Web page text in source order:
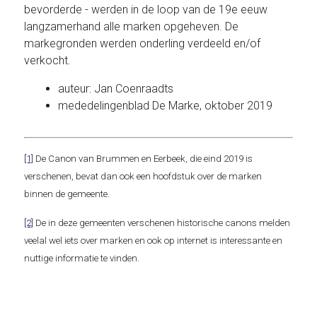
bevorderde - werden in de loop van de 19e eeuw
langzamerhand alle marken opgeheven. De
markegronden werden onderling verdeeld en/of
verkocht.
auteur: Jan Coenraadts
mededelingenblad De Marke, oktober 2019
[1] De Canon van Brummen en Eerbeek, die eind 2019 is
verschenen, bevat dan ook een hoofdstuk over de marken
binnen de gemeente.
[2] De in deze gemeenten verschenen historische canons melden
veelal wel iets over marken en ook op internet is interessante en
nuttige informatie te vinden.